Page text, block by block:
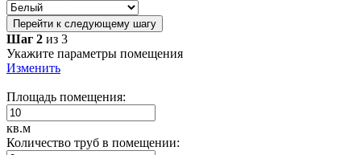
Перейти к следующему шагу
Шаг 2 из 3
Укажите параметры помещения
Изменить
Площадь помещения:
кв.м
Количество труб в помещении: